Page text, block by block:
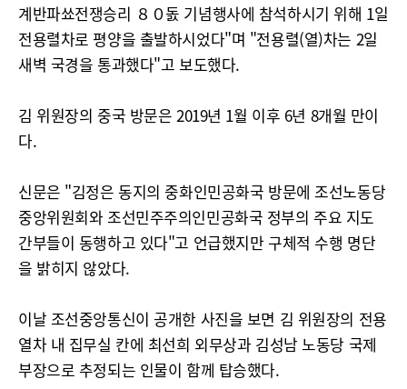
계반파쑈전쟁승리 ８０돐 기념행사에 참석하시기 위해 1일
전용렬차로 평양을 출발하시었다"며 "전용렬(열)차는 2일
새벽 국경을 통과했다"고 보도했다.
김 위원장의 중국 방문은 2019년 1월 이후 6년 8개월 만이
다.
신문은 "김정은 동지의 중화인민공화국 방문에 조선노동당
중앙위원회와 조선민주주의인민공화국 정부의 주요 지도
간부들이 동행하고 있다"고 언급했지만 구체적 수행 명단
을 밝히지 않았다.
이날 조선중앙통신이 공개한 사진을 보면 김 위원장의 전용
열차 내 집무실 칸에 최선희 외무상과 김성남 노동당 국제
부장으로 추정되는 인물이 함께 탑승했다.